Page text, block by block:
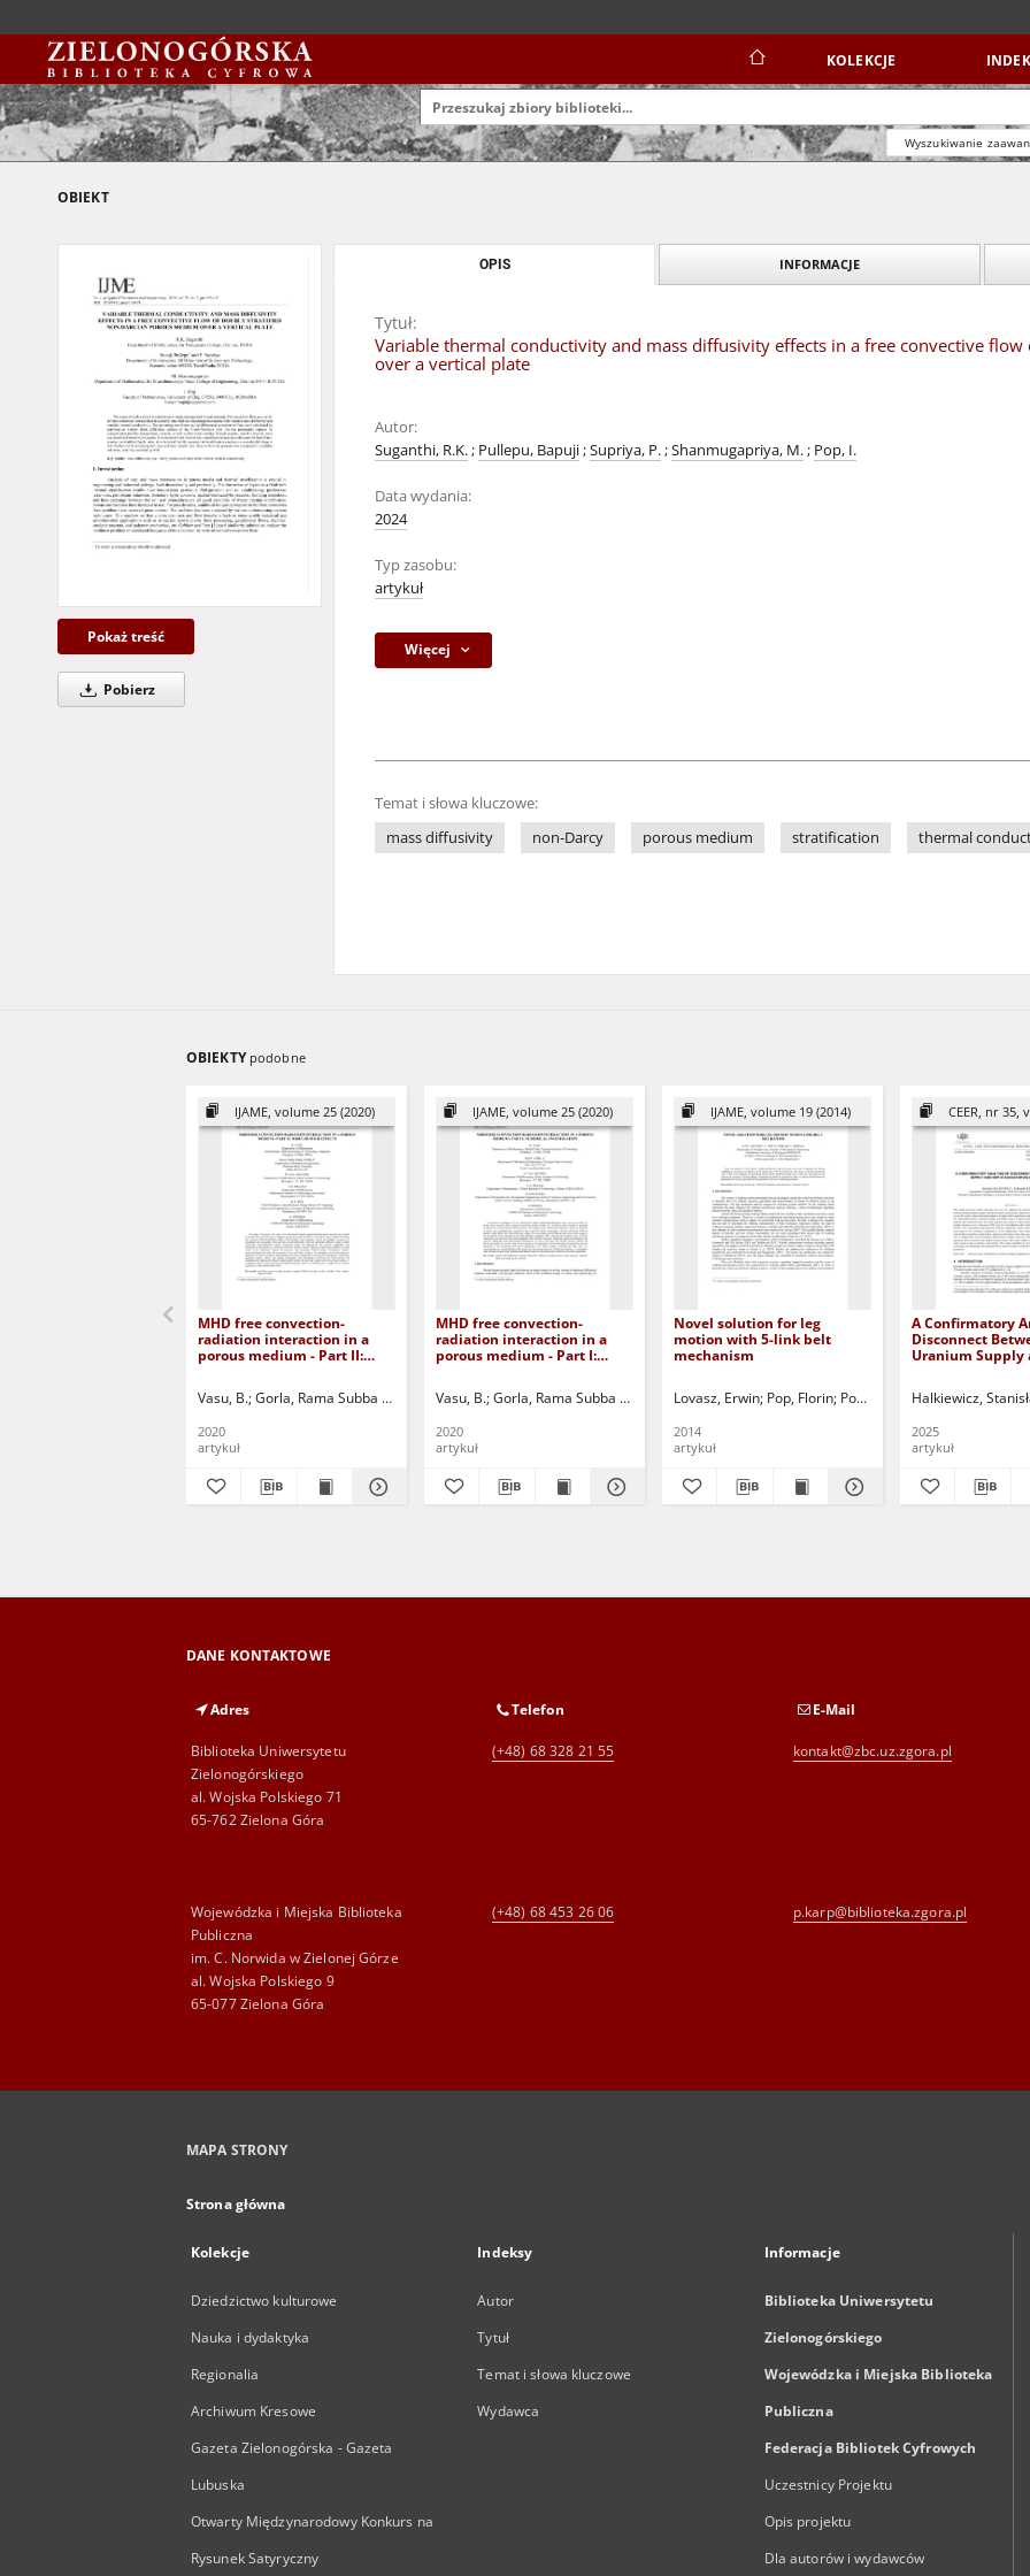
KOLEKCJE
Wyszukiwanie
OBIEKT
Pokaż treść
Pobierz
OPIS INFORMACJE
Tytuł:
Variable thermal conductivity and mass diffusivity effects in a free convective
over a vertical plate
Autor:
Suganthi, R.K.; Pullepu, Bapuji;Supriya, P.;Shanmugapriya, M.; Pop, I.
Data wydania:
2024
Typ zasobu:
artykuł
Więcej
Temat i słowa kluczowe:
mass diffusivity
non-Darcy porous medium stratification thermal
OBIEKTY podobne
IJAME, volume 25 (2020)
MHD free convection-
radiation interaction in a
porous medium - Part II:
Vasu, B. Gorla, Rama Subba Reddy Murthy, P.V.S.N. Prasad, Ramachandra V. Bég, Anwar O. Siddiqa, Sadia Jurczak, Paweł - red.
2020
artykuł
IJAME, volume 25 (2020)
MHD free convection-
radiation interaction in a
porous medium - Part I:
Vasu, B. Gorla, Rama Subba Reddy Siddiqa, Sadia Murthy, P.V.S.N. Prasad, Ramachandra V.
2020
artykuł
IJAME, volume 19 (2014)
Novel solution for leg
motion with 5-link belt
mechanism
Lovasz, Erwin Pop, Florin Pop, Cristian Dolga, Valer
2014
artykuł
CEER, nr 35,
A Confirmatory
Disconnect
Uranium Supply
Halkiewicz,
2025
artykuł
DANE KONTAKTOWE
Adres
Biblioteka Uniwersytetu
Zielonogórskiego
al. Wojska Polskiego 71
65-762 Zielona Góra
Telefon
(+48) 68 328 21 55
E-Mail
kontakt@zbc.uz.zgora.pl
Wojewódzka i Miejska Biblioteka
Publiczna
im. C. Norwida w Zielonej Górze
al. Wojska Polskiego 9
65-077 Zielona Góra
(+48) 68 453 26 06 p.karp@biblioteka.zgora.pl
MAPA STRONY
Strona główna
Kolekcje
Dziedzictwo kulturowe
Nauka i dydaktyka
Regionalia
Archiwum Kresowe
Gazeta Zielonogórska - Gazeta
Lubuska
Otwarty Międzynarodowy Konkurs na
Rysunek Satyryczny
Indeksy
Autor
Tytuł
Temat i słowa kluczowe
Wydawca
Informacje
Biblioteka Uniwersytetu
Zielonogórskiego
Wojewódzka i Miejska Biblioteka
Publiczna
Federacja Bibliotek Cyfrowych
Uczestnicy Projektu
Opis projektu
Dla autorów i wydawców